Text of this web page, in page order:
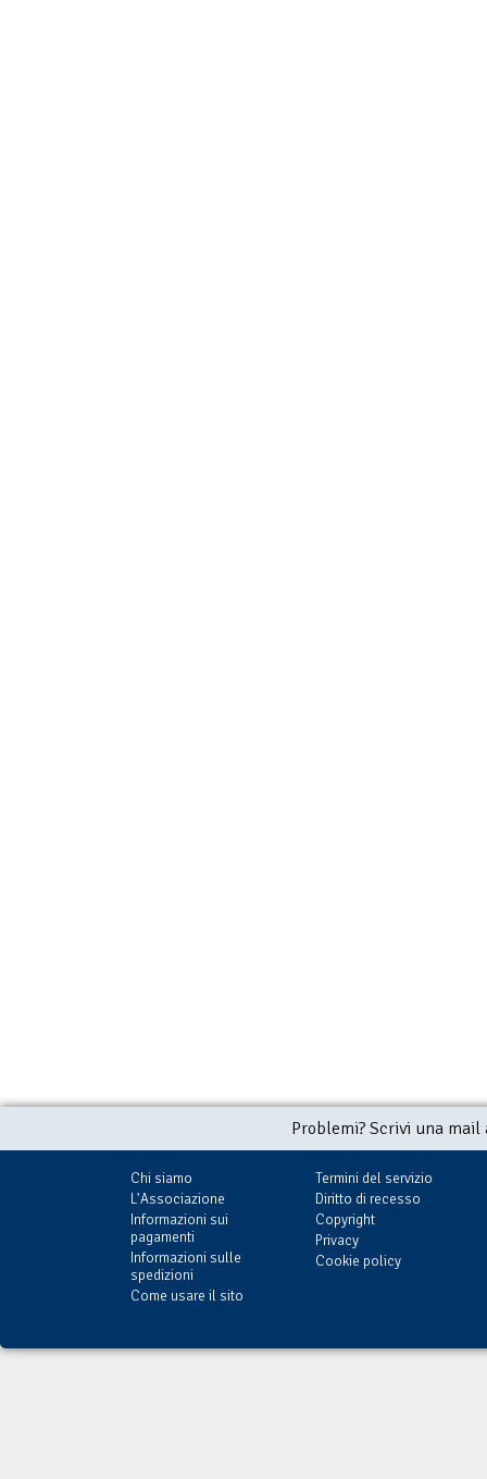
Problemi? Scrivi una
Chi siamo
L'Associazione
Informazioni sui
pagamenti
Informazioni sulle
spedizioni
Come usare il sito
Termini del servizio
Diritto di recesso
Copyright
Privacy
Cookie policy